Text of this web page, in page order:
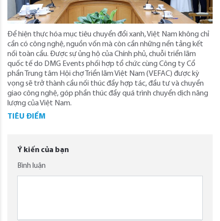
Để hiện thực hóa mục tiêu chuyển đổi xanh, Việt Nam không chỉ
cần có công nghệ, nguồn vốn mà còn cần những nền tảng kết
nối toàn cầu. Được sự ủng hộ của Chính phủ, chuỗi triển lãm
quốc tế do DMG Events phối hợp tổ chức cùng Công ty Cổ
phần Trung tâm Hội chợ Triển lãm Việt Nam (VEFAC) được kỳ
vọng sẽ trở thành cầu nối thúc đẩy hợp tác, đầu tư và chuyển
giao công nghệ, góp phần thúc đẩy quá trình chuyển dịch năng
lượng của Việt Nam.
TIÊU ĐIỂM
Ý kiến của bạn
Bình luận